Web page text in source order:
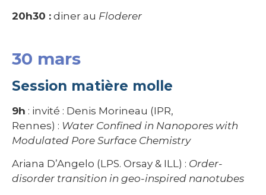
20h30 : diner au Floderer
30 mars
Session matière molle
9h : invité : Denis Morineau (IPR,
Rennes) : Water Confined in Nanopores with
Modulated Pore Surface Chemistry
Ariana D’Angelo (LPS. Orsay & ILL) : Order-
disorder transition in geo-inspired nanotubes